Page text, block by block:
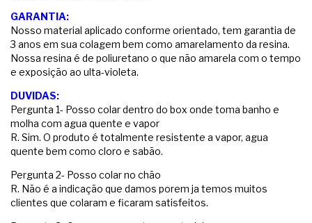
GARANTIA:
Nosso material aplicado conforme orientado, tem garantia de
3 anos em sua colagem bem como amarelamento da resina.
Nossa resina é de poliuretano o que não amarela com o tempo
e exposição ao ulta-violeta.
DUVIDAS:
Pergunta 1- Posso colar dentro do box onde toma banho e
molha com agua quente e vapor
R. Sim. O produto é totalmente resistente a vapor, agua
quente bem como cloro e sabão.
Pergunta 2- Posso colar no chão
R. Não é a indicação que damos porem ja temos muitos
clientes que colaram e ficaram satisfeitos.